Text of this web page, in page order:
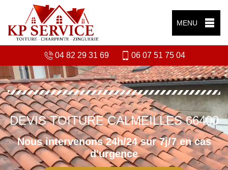
MENU
04 82 29 31 69 06 07 51 75 04
DEVIS TOITURE CALMEILLES 66400
Nous intervenons 24h/24 sur 7j/7 en cas
d'urgence